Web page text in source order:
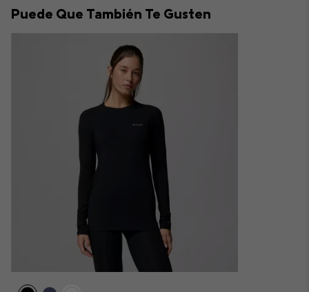
Puede Que También Te Gusten